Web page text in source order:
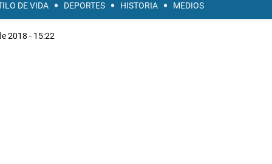
DE VIDA DEPORTES HISTORIA MEDIOS
2018 - 15:22